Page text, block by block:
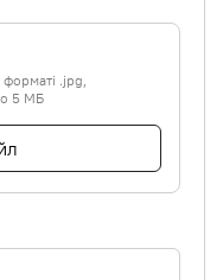
.jpg,
5 МБ